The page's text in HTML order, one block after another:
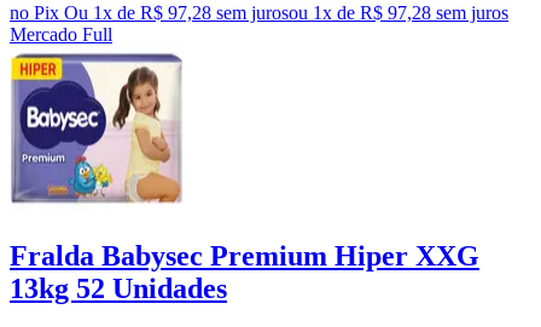
no Pix Ou 1x de R$ 97,28 sem jurosou 1x de R$ 97,28 sem juros
Mercado Full
Fralda Babysec Premium Hiper XXG
13kg 52 Unidades